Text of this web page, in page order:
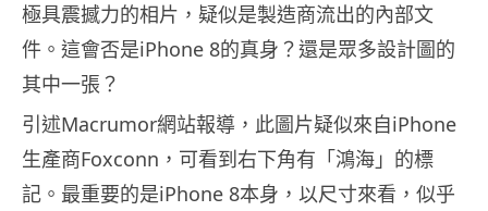
極具震撼力的相片，疑似是製造商流出的內部文
件。這會否是iPhone 8的真身？還是眾多設計圖的
其中一張？
引述Macrumor網站報導，此圖片疑似來自iPhone
生產商Foxconn，可看到右下角有「鴻海」的標
記。最重要的是iPhone 8本身，以尺寸來看，似乎